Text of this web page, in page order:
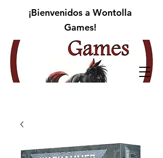
¡Bienvenidos a Wontolla
Games!